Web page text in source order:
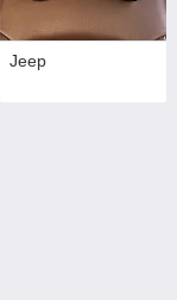
Jeep